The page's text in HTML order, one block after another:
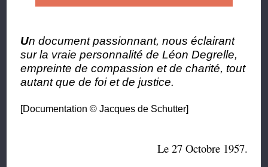
Un document passionnant, nous éclairant
sur la vraie personnalité de Léon Degrelle,
empreinte de compassion et de charité, tout
autant que de foi et de justice.
[Documentation © Jacques de Schutter]
Le 27 Octobre 1957.